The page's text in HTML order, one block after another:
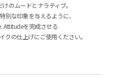
のムードとナラティブ。
別な印象を与えるように、
Attitudeを完成させる
クの仕上げにご使用ください。